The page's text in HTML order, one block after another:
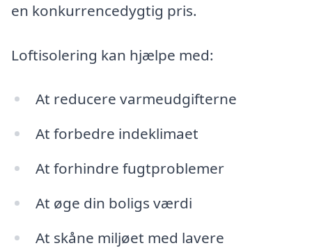
en konkurrencedygtig pris.
Loftisolering kan hjælpe med:
At reducere varmeudgifterne
At forbedre indeklimaet
At forhindre fugtproblemer
At øge din boligs værdi
At skåne miljøet med lavere